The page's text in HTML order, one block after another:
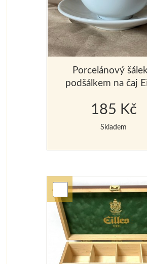
Porcelánový
podšálkem na čaj
185 Kč
Skladem